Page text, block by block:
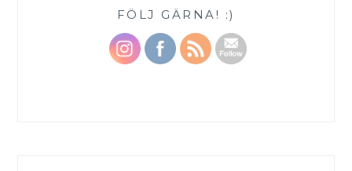
FÖLJ GÄRNA! :)